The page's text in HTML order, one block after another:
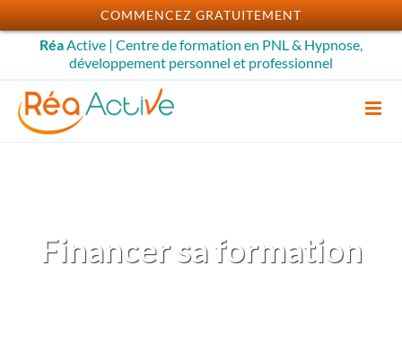
Passer
au
contenu
RéaActive | Centre de formation en PNL & Hypnose,
développement personnel et professionnel
Financer sa formation
COMMENCEZ GRATUITEMENT